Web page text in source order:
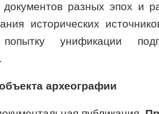
документов разных эпох и
исторических
унификации
археографии